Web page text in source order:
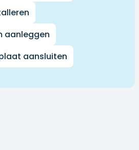
aanleggen
aansluiten